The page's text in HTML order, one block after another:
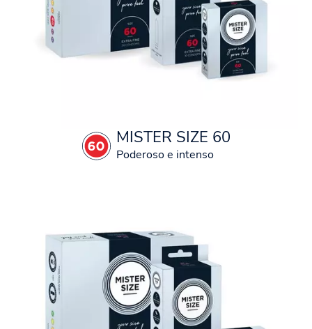
MISTER SIZE 60
Poderoso e intenso